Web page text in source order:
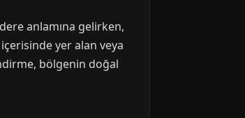
anlamına gelirken,
içerisinde yer alan veya
bölgenin doğal